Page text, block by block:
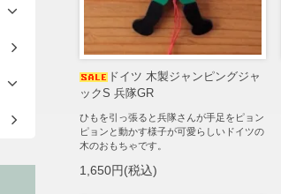
ドイツ 木製ジャンピングジャ
ックS 兵隊GR
ひもを引っ張ると兵隊さんが手足をピョン
ピョンと動かす様子が可愛らしいドイツの
木のおもちゃです。
1,650円(税込)